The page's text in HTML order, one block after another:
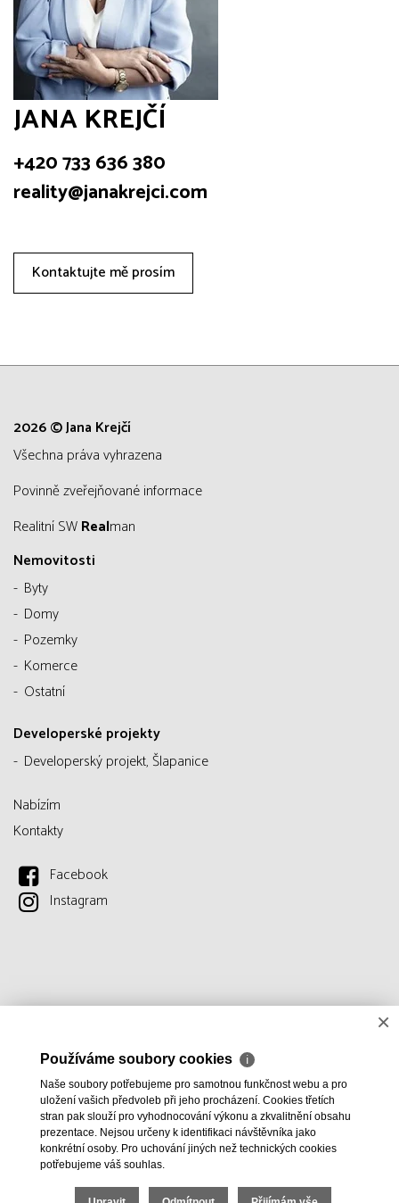
JANA KREJČÍ
+420 733 636 380
reality@janakrejci.com
Kontaktujte mě prosím
2026 © Jana Krejčí
všechna práva vyhrazena
Povinně zveřejňované informace
Realitní SWRealman
Nemovitosti
Byty
Domy
Pozemky
Komerce
Ostatní
Developerské projekty
Developerský projekt, Šlapanice
Nabízím
Kontakty
Facebook
Instagram
×
Používáme soubory cookies ℹ
Naše soubory potřebujeme pro samotnou funkčnost webu a pro
uložení vašich předvoleb při jeho procházení. Cookies třetích
stran pak slouží pro vyhodnocování výkonu a zkvalitnění obsahu
prezentace. Nejsou určeny k identifikaci návštěvníka jako
konkrétní osoby. Pro uchování jiných než technických cookies
potřebujeme váš souhlas.